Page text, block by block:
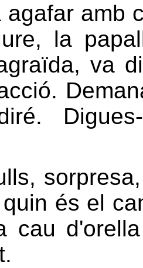
agafar amb
la
va
és el
cau